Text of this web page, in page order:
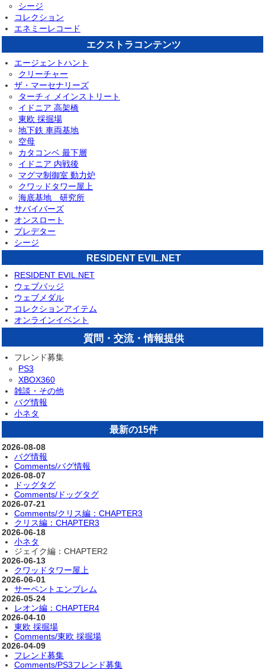
シージ
コレクション
エネミーレコード
エクストラコンテンツ
エージェントハント
クリーチャー
ザ・マーセナリーズ
ターチィ メインストリート
イドニア 高架橋
東欧 採掘場
地下鉄 車両基地
空母
カタコンベ 最下層
イドニア 内戦後
マグマ制御室 動力炉
クワッドタワー屋上
海底基地 研究所
サバイバーズ
オンスロート
プレデター
シージ
RESIDENT EVIL.NET
RESIDENT EVIL.NET
ウェブバッジ
ウェブメダル
コレクションアイテム
オンラインイベント
質問・交流・情報提供
フレンド募集
PS3
XBOX360
雑談・その他
バグ情報
小ネタ
最新の15件
2026-08-08
バグ情報
Comments/バグ情報
2026-08-07
ドッグタグ
Comments/ドッグタグ
2026-07-21
Comments/クリス編：CHAPTER3
クリス編：CHAPTER3
2026-06-18
小ネタ
ジェイク編：CHAPTER2
2026-06-13
クワッドタワー屋上
2026-06-01
サーペントエンブレム
2026-05-24
レオン編：CHAPTER4
2026-04-10
東欧 採掘場
Comments/東欧 採掘場
2026-04-09
フレンド募集
Comments/PS3フレンド募集